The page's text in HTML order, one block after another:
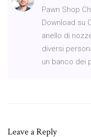
Pawn Shop
Download su
anello di
diversi
un banco dei
Leave a Reply